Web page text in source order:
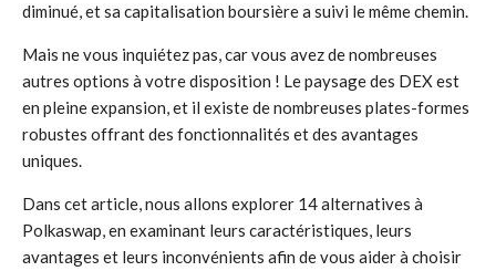
diminué, et sa capitalisation boursière a suivi le même chemin.
Mais ne vous inquiétez pas, car vous avez de nombreuses
autres options à votre disposition ! Le paysage des DEX est
en pleine expansion, et il existe de nombreuses plates-formes
robustes offrant des fonctionnalités et des avantages
uniques.
Dans cet article, nous allons explorer 14 alternatives à
Polkaswap, en examinant leurs caractéristiques, leurs
avantages et leurs inconvénients afin de vous aider à choisir